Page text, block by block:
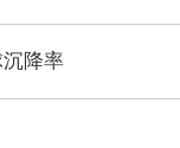
降率